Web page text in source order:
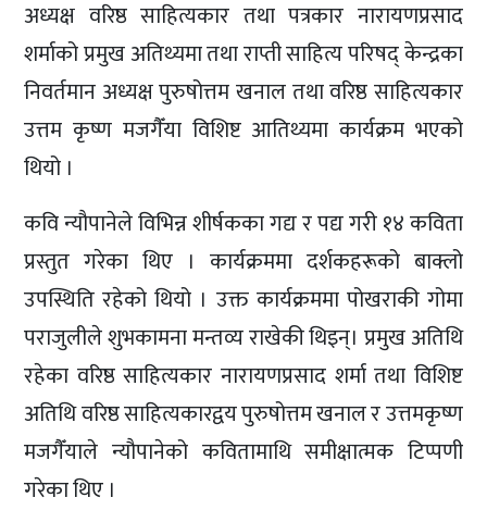
अध्यक्ष वरिष्ठ साहित्यकार तथा पत्रकार नारायणप्रसाद
शर्माको प्रमुख अतिथ्यमा तथा राप्ती साहित्य परिषद् केन्द्रका
निवर्तमान अध्यक्ष पुरुषोत्तम खनाल तथा वरिष्ठ साहित्यकार
उत्तम कृष्ण मजगैँया विशिष्ट आतिथ्यमा कार्यक्रम भएको
थियो ।
कवि न्यौपानेले विभिन्न शीर्षकका गद्य र पद्य गरी १४ कविता
प्रस्तुत गरेका थिए । कार्यक्रममा दर्शकहरूको बाक्लो
उपस्थिति रहेको थियो । उक्त कार्यक्रममा पोखराकी गोमा
पराजुलीले शुभकामना मन्तव्य राखेकी थिइन्। प्रमुख अतिथि
रहेका वरिष्ठ साहित्यकार नारायणप्रसाद शर्मा तथा विशिष्ट
अतिथि वरिष्ठ साहित्यकारद्वय पुरुषोत्तम खनाल र उत्तमकृष्ण
मजगैँयाले न्यौपानेको कवितामाथि समीक्षात्मक टिप्पणी
गरेका थिए ।